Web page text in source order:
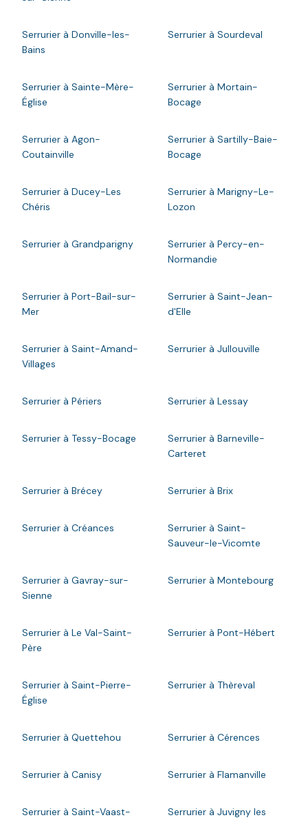
Serrurier à Donville-les-
Bains
Serrurier à Sourdeval
Serrurier à Sainte-Mère-
Église
Serrurier à Mortain-
Bocage
Serrurier à Agon-
Coutainville
Serrurier à Sartilly-Baie-
Bocage
Serrurier à Ducey-Les
Chéris
Serrurier à Marigny-Le-
Lozon
Serrurier à Grandparigny
Serrurier à Percy-en-
Normandie
Serrurier à Port-Bail-sur-
Mer
Serrurier à Saint-Jean-
d'Elle
Serrurier à Saint-Amand-
Villages
Serrurier à Jullouville
Serrurier à Périers Serrurier à Lessay
Serrurier à Tessy-Bocage
Serrurier à Barneville-
Carteret
Serrurier à Brécey Serrurier à Brix
Serrurier à Créances
Serrurier à Saint-
Sauveur-le-Vicomte
Serrurier à Gavray-sur-
Sienne
Serrurier à Montebourg
Serrurier à Le Val-Saint-
Père
Serrurier à Pont-Hébert
Serrurier à Saint-Pierre-
Église
Serrurier à Thèreval
Serrurier à Quettehou Serrurier à Cérences
Serrurier à Canisy Serrurier à Flamanville
Serrurier à Saint-Vaast- Serrurier à Juvigny les